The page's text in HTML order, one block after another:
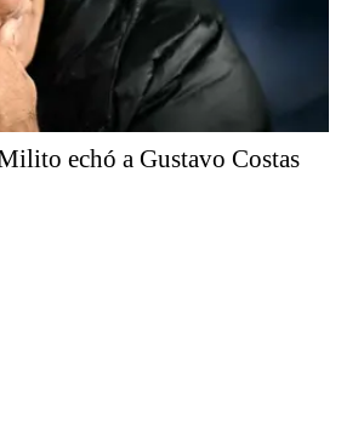
echó a Gustavo Costas